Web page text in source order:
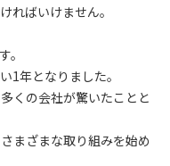
ればいけません。
。
1年となりました。
くの会社が驚いたことと
まざまな取り組みを始め